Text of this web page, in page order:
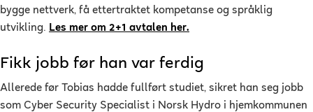
bygge nettverk, få ettertraktet kompetanse og språklig
utvikling. Les mer om 2+1 avtalen her.
Fikk jobb før han var ferdig
Allerede før Tobias hadde fullført studiet, sikret han seg jobb
som Cyber Security Specialist i Norsk Hydro i hjemkommunen